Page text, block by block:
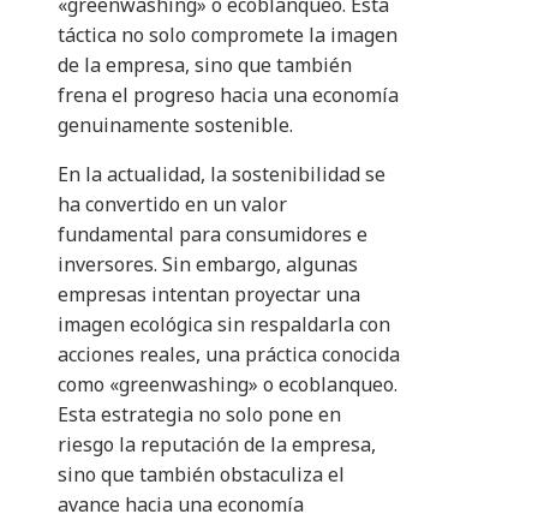
táctica no solo compromete la imagen
de la empresa, sino que también
frena el progreso hacia una economía
genuinamente sostenible.
​En la actualidad, la sostenibilidad se
ha convertido en un valor
fundamental para consumidores e
inversores. Sin embargo, algunas
empresas intentan proyectar una
imagen ecológica sin respaldarla con
acciones reales, una práctica conocida
como «greenwashing» o ecoblanqueo.
Esta estrategia no solo pone en
riesgo la reputación de la empresa,
sino que también obstaculiza el
avance hacia una economía